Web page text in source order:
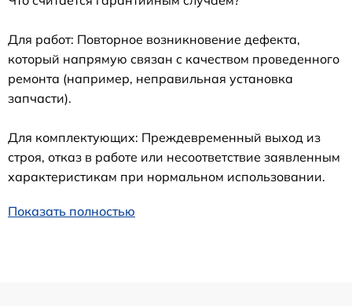
Для работ: Повторное возникновение дефекта,
который напрямую связан с качеством проведенного
ремонта (например, неправильная установка
запчасти).
Для комплектующих: Преждевременный выход из
строя, отказ в работе или несоответствие заявленным
характеристикам при нормальном использовании.
Показать полностью